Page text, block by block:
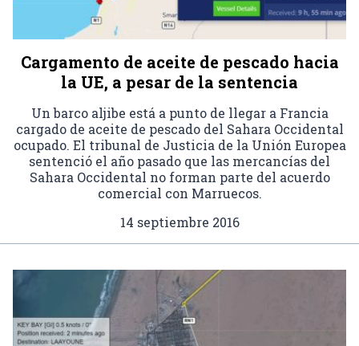
Cargamento de aceite de pescado hacia
la UE, a pesar de la sentencia
Un barco aljibe está a punto de llegar a Francia
cargado de aceite de pescado del Sahara Occidental
ocupado. El tribunal de Justicia de la Unión Europea
sentenció el año pasado que las mercancías del
Sahara Occidental no forman parte del acuerdo
comercial con Marruecos.
14 septiembre 2016